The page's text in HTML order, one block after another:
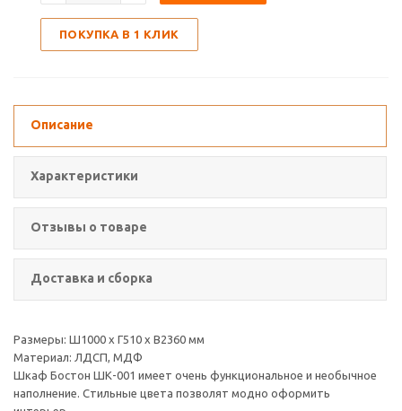
ПОКУПКА В 1 КЛИК
Описание
Характеристики
Отзывы о товаре
Доставка и сборка
Размеры: Ш1000 х Г510 х В2360 мм
Материал: ЛДСП, МДФ
Шкаф Бостон ШК-001 имеет очень функциональное и необычное
наполнение. Стильные цвета позволят модно оформить